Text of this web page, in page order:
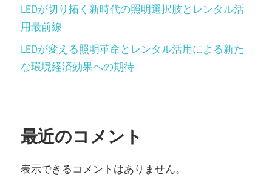
LEDが切り拓く新時代の照明選択肢とレンタル活
用最前線
LEDが変える照明革命とレンタル活用による新た
な環境経済効果への期待
最近のコメント
表示できるコメントはありません。